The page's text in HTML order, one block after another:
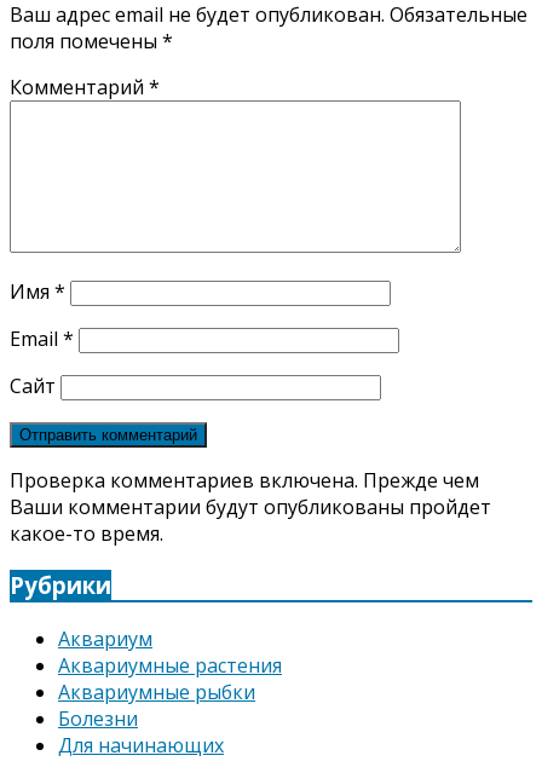
Ваш адрес email не будет опубликован. Обязательные
поля помечены *
Комментарий *
Имя *
Email *
Сайт
Проверка комментариев включена. Прежде чем
Ваши комментарии будут опубликованы пройдет
какое-то время.
Рубрики
Аквариум
Аквариумные растения
Аквариумные рыбки
Болезни
Для начинающих